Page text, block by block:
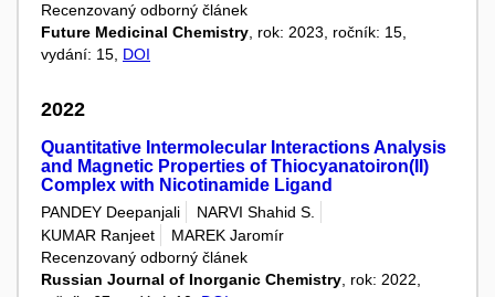
Recenzovaný odborný článek
Future Medicinal Chemistry , rok: 2023, ročník: 15,
vydání: 15, DOI
2022
Quantitative Intermolecular Interactions Analysis
and Magnetic Properties of Thiocyanatoiron(II)
Complex with Nicotinamide Ligand
PANDEY Deepanjali
NARVI Shahid S.
KUMAR Ranjeet
MAREK Jaromír
Recenzovaný odborný článek
Russian Journal of Inorganic Chemistry , rok: 2022,